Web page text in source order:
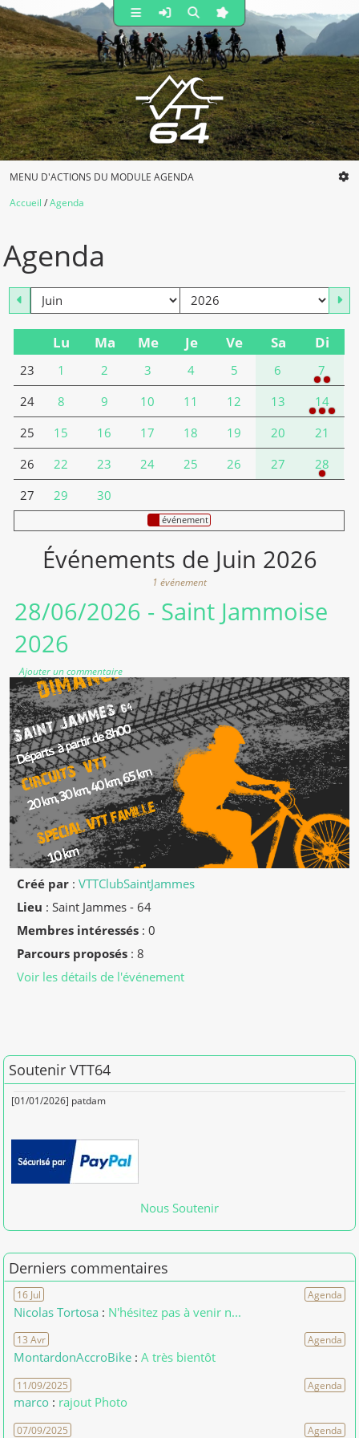
MENU D'ACTIONS DU MODULE AGENDA
Accueil Agenda
Agenda
mois
an
Se Lu Ma Me Je Ve Sa Di
23 1 2 3 4 5 6
7
24
8 9 10 11 12 13
14
25
15 16 17 18 19 20
21
26
22 23 24 25 26 27
28
27
29 30
événement
Événements de Juin 2026
1 événement
28/06/2026 - Saint Jammoise
2026
Ajouter un commentaire
Créé par :VTTClubSaintJammes
Lieu :Saint Jammes - 64
Membres intéressés : 0
Parcours proposés : 8
Voir les détails de l'événement
Soutenir VTT64
Merci pour vos dons en 2026
[01/01/2026] patdam
Nous Soutenir
Derniers commentaires
16 Jul Agenda
Nicolas Tortosa : N'hésitez pas à venir n...
13 Avr Agenda
MontardonAccroBike :A très bientôt
11/09/2025 Agenda
marco : rajout Photo
07/09/2025 Agenda